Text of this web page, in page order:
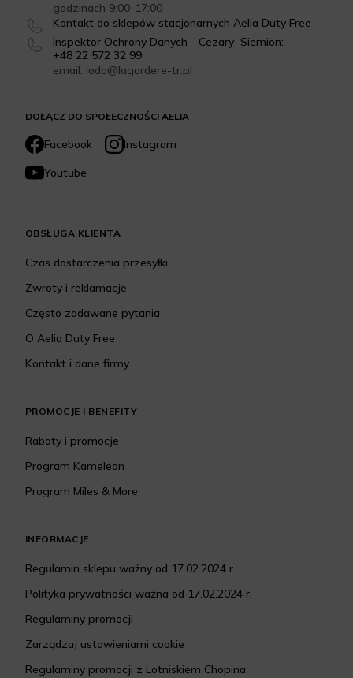
DOŁĄCZ DO SPOŁECZNOŚCI AELIA
Facebook
Instagram
Youtube
godzinach 9:00-17:00
Kontakt do sklepów stacjonarnych Aelia Duty Free
Inspektor Ochrony Danych - Cezary Siemion:
+48 22 572 32 99
email: iodo@lagardere-tr.pl
OBSŁUGA KLIENTA
Czas dostarczenia przesyłki
Zwroty i reklamacje
Często zadawane pytania
O Aelia Duty Free
Kontakt i dane firmy
PROMOCJE I BENEFITY
Rabaty i promocje
Program Kameleon
Program Miles & More
INFORMACJE
Regulamin sklepu ważny od 17.02.2024 r.
Polityka prywatności ważna od 17.02.2024 r.
Regulaminy promocji
Zarządzaj ustawieniami cookie
Regulaminy promocji z Lotniskiem Chopina